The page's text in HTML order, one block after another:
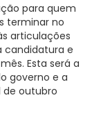
para quem
terminar no
articulações
candidatura e
Esta será a
governo e a
de outubro